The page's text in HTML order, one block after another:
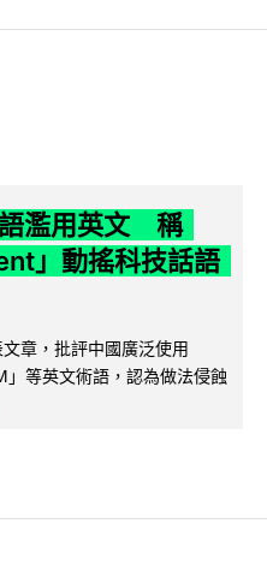
語濫用英文 稱
」動搖科技話語
章，批評中國廣泛使用
」等英文術語，認為做法侵蝕